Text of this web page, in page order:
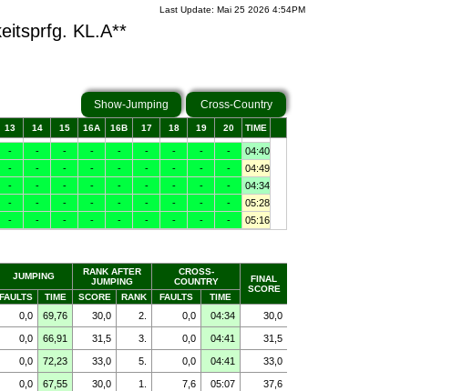
Last Update: Mai 25 2026 4:54PM
KL.A**
Show-Jumping Cross-Country
JUMPING
RANK AFTER
JUMPING
CROSS-
COUNTRY
FINAL
SCORE
FAULTS TIME SCORE RANK FAULTS TIME
0,0 69,76 30,0 2. 0,0 04:34 30,0
0,0 66,91 31,5 3. 0,0 04:41 31,5
0,0 72,23 33,0 5. 0,0 04:41 33,0
0,0 67,55 30,0 1. 7,6 05:07 37,6